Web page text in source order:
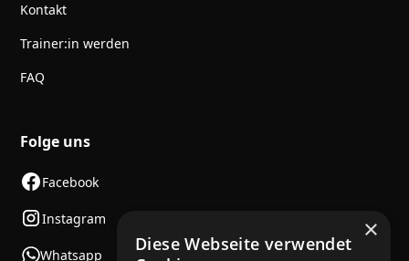
Kontakt
Trainer:in werden
FAQ
Folge uns
Facebook
Instagram
Whatsapp
×
Diese Webseite verwendet